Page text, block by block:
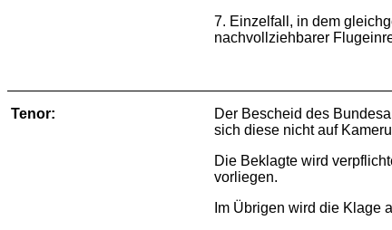
7. Einzelfall, in dem
nachvollziehbarer
Tenor:
Der Bescheid des
sich diese nicht auf
Die Beklagte wird
vorliegen.
Im Übrigen wird die Klage